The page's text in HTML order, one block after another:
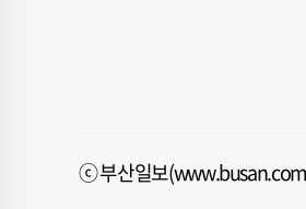
ⓒ 부산일보